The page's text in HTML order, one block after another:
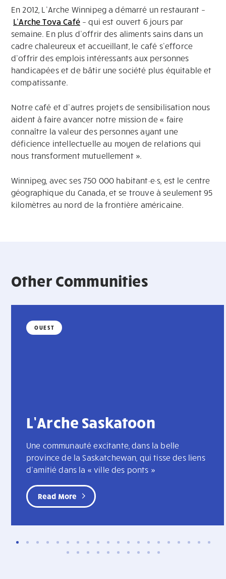
En 2012, L’Arche Winnipeg a démarré un restaurant –
L’Arche Tova Café– qui est ouvert 6 jours par
semaine. En plus d’offrir des aliments sains dans un
cadre chaleureux et accueillant, le café s’efforce
d’offrir des emplois intéressants aux personnes
handicapées et de bâtir une société plus équitable et
compatissante.
Notre café et d’autres projets de sensibilisation nous
aident à faire avancer notre mission de « faire
connaître la valeur des personnes ayant une
déficience intellectuelle au moyen de relations qui
nous transforment mutuellement ».
Winnipeg, avec ses 750 000 habitant·e·s, est le centre
géographique du Canada, et se trouve à seulement 95
kilomètres au nord de la frontière américaine.
Other Communities
OUEST
L’Arche Saskatoon
Une communauté excitante, dans la belle
province de la Saskatchewan, qui tisse des liens
d’amitié dans la « ville des ponts »
Read More